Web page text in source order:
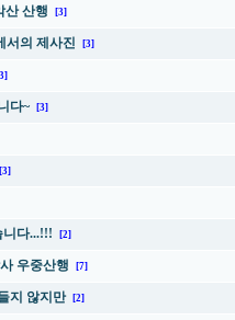
산 산행 [3]
서의 제사진 [3]
다~ [3]
[3]
니다...!!! [2]
우중산행 [7]
지 않지만 [2]